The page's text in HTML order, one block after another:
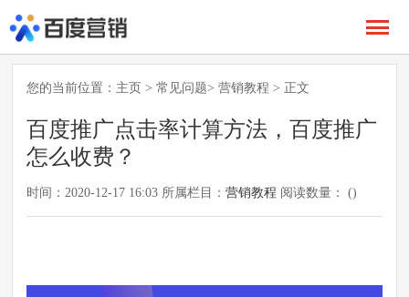
您的当前位置： 主页 >常见问题>营销教程 > 正文
百度推广点击率计算方法，百度推广
怎么收费？
时间：2020-12-17 16:03 所属栏目：营销教程 阅读数量： ()